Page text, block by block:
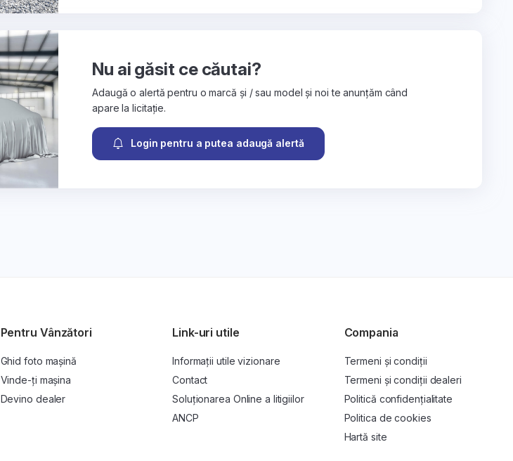
Nu ai găsit ce căutai?
Adaugă o alertă pentru o marcă și / sau model și noi te anunțăm când
apare la licitație.
Login pentru a putea adaugă alertă
Pentru Vânzători
Ghid foto mașină
Vinde-ți mașina
Devino dealer
Link-uri utile
Informații utile vizionare
Contact
Soluționarea Online a litigiilor
ANCP
Compania
Termeni și condiții
Termeni și condiții dealeri
Politică confidențialitate
Politica de cookies
Hartă site